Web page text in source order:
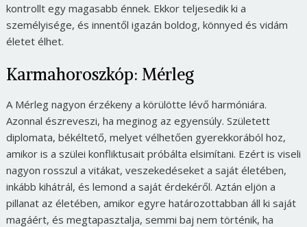
kontrollt egy magasabb énnek. Ekkor teljesedik ki a
személyisége, és innentől igazán boldog, könnyed és vidám
életet élhet.
Karmahoroszkóp: Mérleg
A Mérleg nagyon érzékeny a körülötte lévő harmóniára.
Azonnal észreveszi, ha meginog az egyensúly. Született
diplomata, békéltető, melyet vélhetően gyerekkorából hoz,
amikor is a szülei konfliktusait próbálta elsimítani. Ezért is viseli
nagyon rosszul a vitákat, veszekedéseket a saját életében,
inkább kihátrál, és lemond a saját érdekéről. Aztán eljön a
pillanat az életében, amikor egyre határozottabban áll ki saját
magáért, és megtapasztalja, semmi baj nem történik, ha